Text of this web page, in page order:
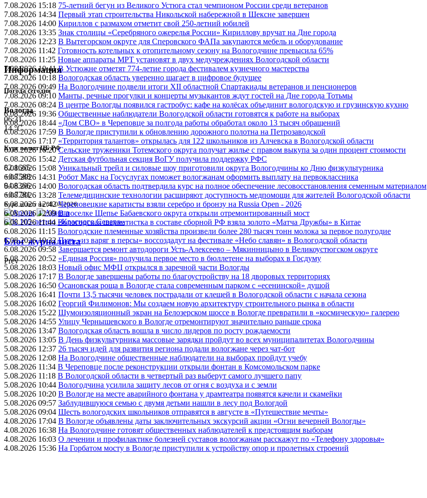
7.08.2026 15:18 75-летний бегун из Великого Устюга стал чемпионом России среди ветеранов
7.08.2026 14:34 Первый этап строительства Никольской набережной в Шексне завершен
7.08.2026 14:00 Кириллов с размахом отметит свой 250-летний юбилей
7.08.2026 13:35 Знак столицы «Серебряного ожерелья России» Кириллову вручат на Дне города
7.08.2026 12:23 В Вытегорском округе для Сперовского ФАПа закупаются мебель и оборудование
7.08.2026 11:42 Готовность котельных к отопительному сезону на Вологодчине превысила 65%
7.08.2026 11:25 Новые аппараты МРТ установят в двух медучреждениях Вологодской области
7.08.2026 10:41 В Устюжне отметят 774-летие города фестивалем кузнечного мастерства
7.08.2026 10:18 Вологодская область уверенно шагает в цифровое будущее
7.08.2026 09:49 На Вологодчине подвели итоги XII областной Спартакиады ветеранов и пенсионеров
7.08.2026 09:10 Манты, речные прогулки и концерты музыкантов ждут гостей на Дне города Тотьмы
7.08.2026 08:24 В центре Вологды появился гастробус: кафе на колёсах объединит вологодскую и грузинскую кухню
6.08.2026 19:36 Общественные наблюдатели Вологодской области готовятся к работе на выборах
6.08.2026 18:44 «Дом СВО» в Череповце за полгода работы обработал около 13 тысяч обращений
6.08.2026 17:59 В Вологде приступили к обновлению дорожного полотна на Петрозаводской
6.08.2026 17:17 «Территория талантов» открылась для 122 школьников из Алчевска в Вологодской области
6.08.2026 16:20 Сельские труженики Тотемского округа получат жилье с правом выкупа за один процент стоимости
6.08.2026 15:42 Детская футбольная секция ВоГУ получила поддержку РФС
6.08.2026 15:08 Уникальный трейл и силовые шоу приготовили округа Вологодчины ко Дню физкультурника
6.08.2026 14:31 Робот Макс на Госуслугах поможет вологжанам оформить выплату на первоклассника
6.08.2026 14:00 Вологодская область подтвердила курс на полное обеспечение лесовосстановления семенным материалом
6.08.2026 13:28 Телемедицинские технологии расширяют доступность медпомощи для жителей Вологодской области
6.08.2026 12:42 Череповецкие каратисты взяли серебро и бронзу на Russia Open - 2026
6.08.2026 12:09 В поселке Щепье Бабаевского округа открыли отремонтированный мост
6.08.2026 11:44 Вологодская шахматистка в составе сборной РФ взяла золото «Матча Дружбы» в Китае
6.08.2026 11:15 Вологодские племенные хозяйства произвели более 280 тысяч тонн молока за первое полугодие
6.08.2026 10:32 Путь «из варяг в персы» воссоздадут на фестивале «Небо славян» в Вологодской области
6.08.2026 09:58 Завершается ремонт автодороги Усть-Алексеево – Мякинницыно в Великоустюгском округе
5.08.2026 20:52 «Единая Россия» получила первое место в бюллетене на выборах в Госдуму
5.08.2026 18:03 Новый офис МФЦ открылся в заречной части Вологды
5.08.2026 17:17 В Вологде завершены работы по благоустройству на 18 дворовых территориях
5.08.2026 16:50 Осановская роща в Вологде стала современным парком с «есенинской» душой
5.08.2026 16:41 Почти 13,5 тысячи человек пострадали от клещей в Вологодской области с начала сезона
5.08.2026 16:02 Георгий Филимонов: Мы создаем новую архитектуру строительного рынка в области
5.08.2026 15:22 Шумоизоляционный экран на Белозерском шоссе в Вологде превратили в «космическую» галерею
5.08.2026 14:55 Улицу Чернышевского в Вологде отремонтируют значительно раньше срока
5.08.2026 13:47 Вологодская область вошла в число лидеров по росту рождаемости
5.08.2026 13:05 В День физкультурника массовые зарядки пройдут во всех муниципалитетах Вологодчины
5.08.2026 12:37 26 тысяч идей для развития региона подали вологжане через чат-бот
5.08.2026 12:08 На Вологодчине общественные наблюдатели на выборах пройдут учебу
5.08.2026 11:34 В Череповце после реконструкции открыли фонтан в Комсомольском парке
5.08.2026 11:18 В Вологодской области в четвертый раз выберут самого лучшего папу
5.08.2026 10:44 Вологодчина усилила защиту лесов от огня с воздуха и с земли
5.08.2026 10:20 В Вологде на месте аварийного фонтана у драмтеатра появятся качели и скамейки
5.08.2026 09:57 Заблудившуюся семью с двумя детьми нашли в лесу под Вологдой
5.08.2026 09:04 Шесть вологодских школьников отправятся в августе в «Путешествие мечты»
4.08.2026 17:04 В Вологде объявлены даты заключительных экскурсий акции «Огни вечерней Вологды»
4.08.2026 16:38 На Вологодчине готовят общественных наблюдателей к предстоящим выборам
4.08.2026 16:03 О лечении и профилактике болезней суставов вологжанам расскажут по «Телефону здоровья»
4.08.2026 15:36 На Горбатом мосту в Вологде приступили к устройству опор и пролетных строений
Информация
Погода сегодня
Вологда
06:31
14 °C
Курс валют ЦБ РФ
82.1665
+0.7588
94.8366
+0.7781
Курс валют на 08.08.2026
Блог журналиста
Prev